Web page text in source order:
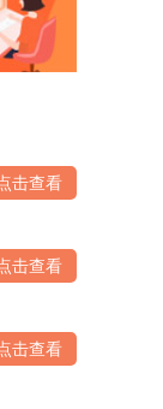
击查看
击查看
击查看